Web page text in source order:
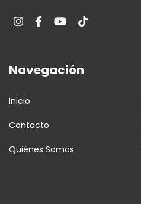
Navegación
Inicio
Contacto
Quiénes Somos